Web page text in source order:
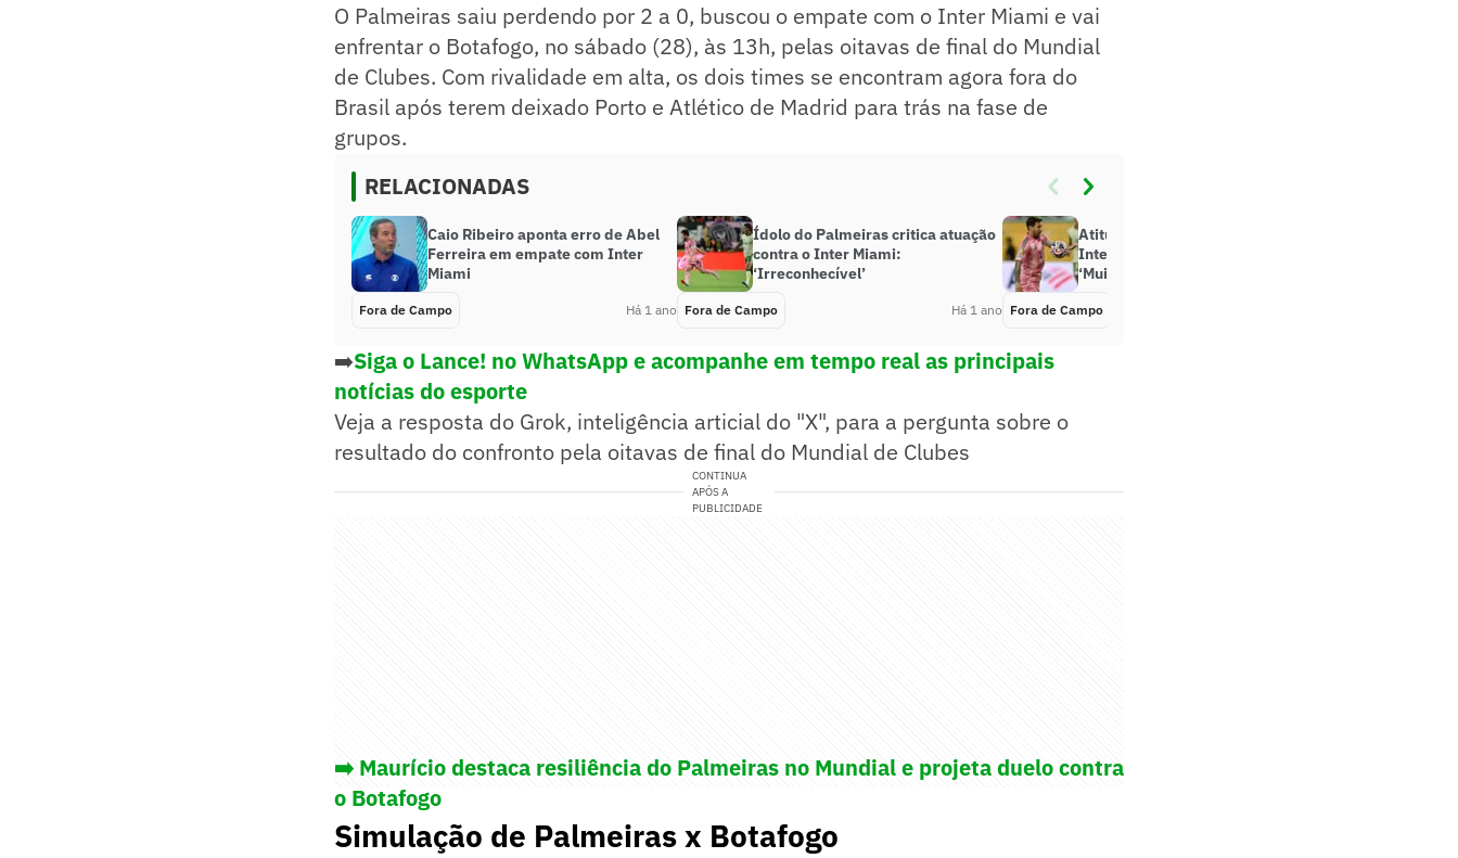
O Palmeiras saiu perdendo por 2 a 0, buscou o empate com o Inter Miami e vai
enfrentar o Botafogo, no sábado (28), às 13h, pelas oitavas de final do Mundial
de Clubes. Com rivalidade em alta, os dois times se encontram agora fora do
Brasil após terem deixado Porto e Atlético de Madrid para trás na fase de
grupos.
RELACIONADAS
Caio Ribeiro aponta erro de Abel
Ferreira em empate com Inter
Miami
Fora de Campo Há 1 ano
Ídolo do Palmeiras critica atuação
contra o Inter Miami:
‘Irreconhecível’
Fora de Campo Há 1 ano
Atitude de Messi com Estêvão em
Inter Miami x Palmeiras repercute:
‘Muito humilde’
Fora de Campo
➡️Siga o Lance! no WhatsApp e acompanhe em tempo real as principais
notícias do esporte
Veja a resposta do Grok, inteligência articial do "X", para a pergunta sobre o
resultado do confronto pela oitavas de final do Mundial de Clubes
CONTINUA
APÓS A
PUBLICIDADE
➡️ Maurício destaca resiliência do Palmeiras no Mundial e projeta duelo contra
o Botafogo
Simulação de Palmeiras x Botafogo